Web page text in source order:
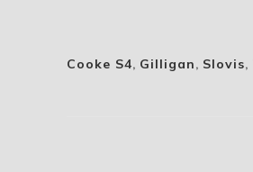
Cooke S4, Gilligan, Slovis,